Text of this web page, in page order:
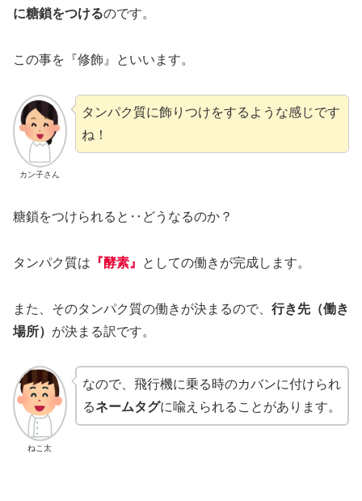
に糖鎖をつけるのです。
この事を『修飾』といいます。
カン子さん
タンパク質に飾りつけをするような感じです
ね！
糖鎖をつけられると‥どうなるのか？
タンパク質は 『酵素』 としての働きが完成します。
また、そのタンパク質の働きが決まるので、 行き先（働き
場所） が決まる訳です。
ねこ太
なので、飛行機に乗る時のカバンに付けられ
るネームタグに喩えられることがあります。